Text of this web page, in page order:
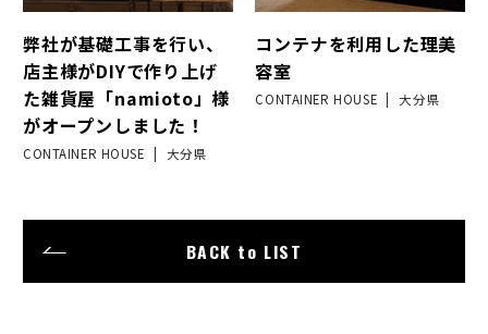
弊社が基礎工事を行い、
店主様がDIYで作り上げ
た雑貨屋「namioto」様
がオープンしました！
CONTAINER HOUSE 大分県
コンテナを利用した理美
容室
CONTAINER HOUSE 大分県
BACK to LIST